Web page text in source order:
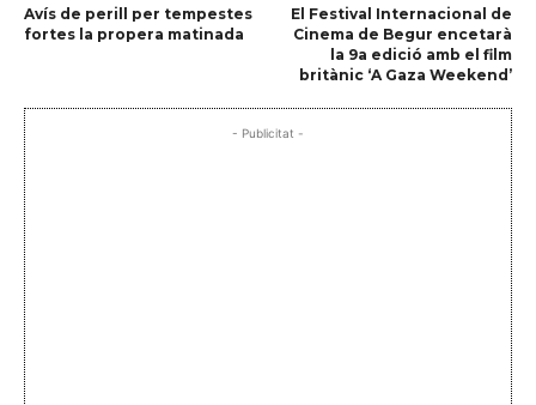
Avís de perill per tempestes
fortes la propera matinada
El Festival Internacional de
Cinema de Begur encetarà
la 9a edició amb el film
britànic ‘A Gaza Weekend’
- Publicitat -